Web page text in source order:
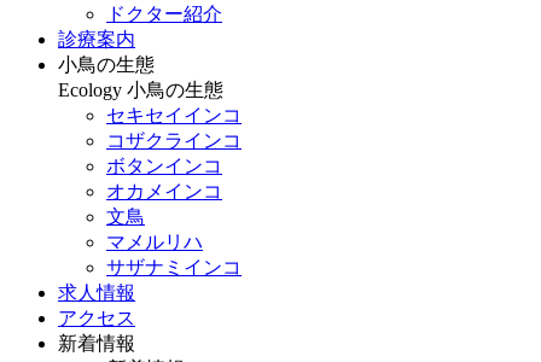
ドクター紹介
診療案内
小鳥の生態
Ecology 小鳥の生態
セキセイインコ
コザクラインコ
ボタンインコ
オカメインコ
文鳥
マメルリハ
サザナミインコ
求人情報
アクセス
新着情報